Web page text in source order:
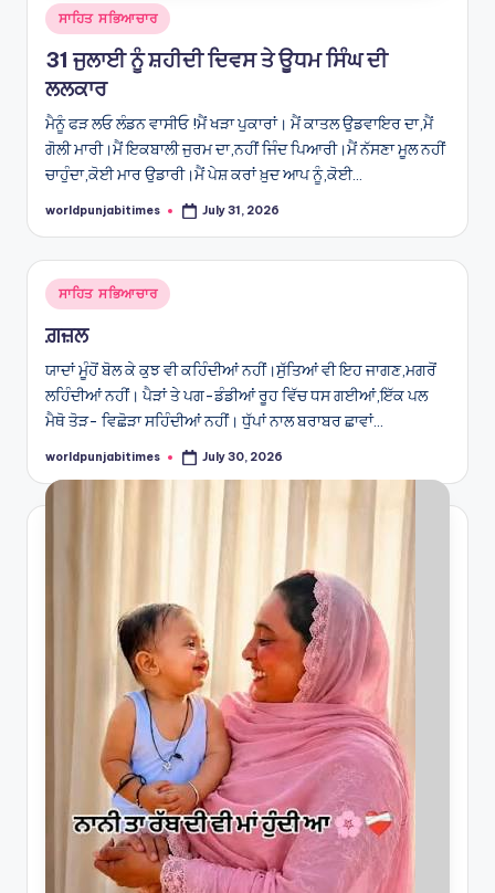
Posted
in
ਸਾਹਿਤ ਸਭਿਆਚਾਰ
31 ਜੁਲਾਈ ਨੂੰ ਸ਼ਹੀਦੀ ਦਿਵਸ ਤੇ ਊਧਮ ਸਿੰਘ ਦੀ
ਲਲਕਾਰ
ਮੈਨੂੰ ਫੜ ਲਓ ਲੰਡਨ ਵਾਸੀਓ !ਮੈਂ ਖੜਾ ਪੁਕਾਰਾਂ। ਮੈਂ ਕਾਤਲ ਉਡਵਾਇਰ ਦਾ,ਮੈਂ
ਗੋਲੀ ਮਾਰੀ।ਮੈਂ ਇਕਬਾਲੀ ਜੁਰਮ ਦਾ,ਨਹੀਂ ਜਿੰਦ ਪਿਆਰੀ।ਮੈਂ ਨੱਸਣਾ ਮੂਲ ਨਹੀਂ
ਚਾਹੁੰਦਾ,ਕੋਈ ਮਾਰ ਉਡਾਰੀ।ਮੈਂ ਪੇਸ਼ ਕਰਾਂ ਖ਼ੁਦ ਆਪ ਨੂੰ,ਕੋਈ…
Posted
worldpunjabitimes July 31, 2026
Posted
in
ਸਾਹਿਤ ਸਭਿਆਚਾਰ
ਗ਼ਜ਼ਲ
ਯਾਦਾਂ ਮੂੰਹੋਂ ਬੋਲ ਕੇ ਕੁਝ ਵੀ ਕਹਿੰਦੀਆਂ ਨਹੀਂ।ਸੁੱਤਿਆਂ ਵੀ ਇਹ ਜਾਗਣ,ਮਗਰੋਂ
ਲਹਿੰਦੀਆਂ ਨਹੀਂ। ਪੈੜਾਂ ਤੇ ਪਗ-ਡੰਡੀਆਂ ਰੂਹ ਵਿੱਚ ਧਸ ਗਈਆਂ,ਇੱਕ ਪਲ
ਮੈਥੋ ਤੋੜ- ਵਿਛੋੜਾ ਸਹਿੰਦੀਆਂ ਨਹੀਂ। ਧੁੱਪਾਂ ਨਾਲ ਬਰਾਬਰ ਛਾਵਾਂ…
Posted
worldpunjabitimes July 30, 2026